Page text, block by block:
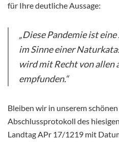
für Ihre deutliche Aussage:
„Diese Pandemie ist
im Sinne einer
wird mit Recht von allen
empfunden.“
Bleiben wir in unserem
Abschlussprotokoll des
Landtag APr 17/1219 mit